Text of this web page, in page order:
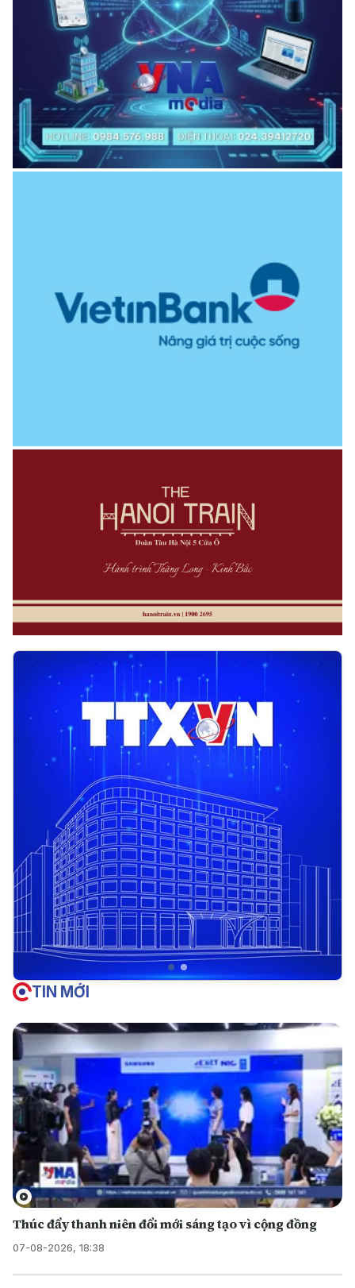
TIN MỚI
Thúc đẩy thanh niên đổi mới sáng tạo vì cộng đồng
07-08-2026, 18:38